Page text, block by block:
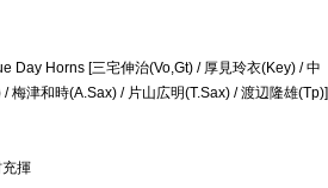
Day Horns [三宅伸治(Vo,Gt) / 厚見玲衣(Key) / 中
梅津和時(A.Sax) / 片山広明(T.Sax) / 渡辺隆雄(Tp)]
揮